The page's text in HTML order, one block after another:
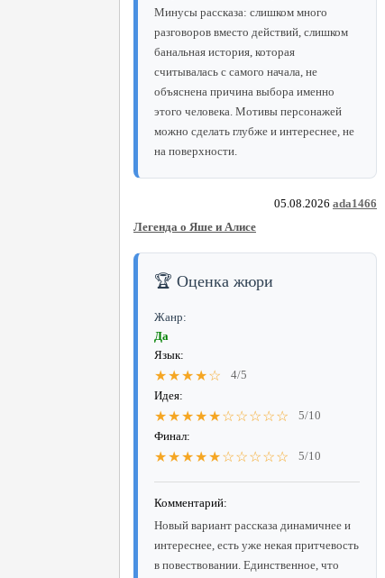
Минусы рассказа: слишком много
разговоров вместо действий, слишком
банальная история, которая
считывалась с самого начала, не
объяснена причина выбора именно
этого человека. Мотивы персонажей
можно сделать глубже и интереснее, не
на поверхности.
05.08.2026 ada1466
Легенда о Яше и Алисе
🏆 Оценка жюри
Жанр:
Да
Язык:
★★★★☆
4/5
Идея:
★★★★★☆☆☆☆☆
5/10
Финал:
★★★★★☆☆☆☆☆ 5/10
Комментарий:
Новый вариант рассказа динамичнее и
интереснее, есть уже некая притчевость
в повествовании. Единственное, что